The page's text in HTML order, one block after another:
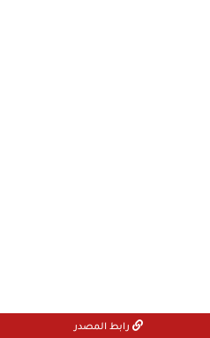
رابط المصدر